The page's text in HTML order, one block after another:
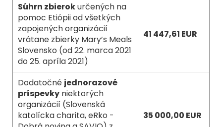
Súhrn zbierokurčených na
pomoc Etiópii od všetkých
zapojených organizácií
vrátane zbierky Mary’s Meals
Slovensko (od 22. marca 2021
do 25. apríla 2021)
41 447,61 EUR
Dodatočné jednorazové
príspevky niektorých
organizácií (Slovenská
katolícka charita, eRko -
35 000,00 EUR